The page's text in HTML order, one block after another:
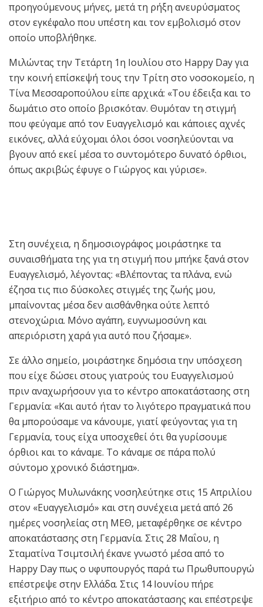
προηγούμενους μήνες, μετά τη ρήξη ανευρύσματος
στον εγκέφαλο που υπέστη και τον εμβολισμό στον
οποίο υποβλήθηκε.
Μιλώντας την Τετάρτη 1η Ιουλίου στο Happy Day για
την κοινή επίσκεψή τους την Τρίτη στο νοσοκομείο, η
Τίνα Μεσσαροπούλου είπε αρχικά: «Του έδειξα και το
δωμάτιο στο οποίο βρισκόταν. Θυμόταν τη στιγμή
που φεύγαμε από τον Ευαγγελισμό και κάποιες αχνές
εικόνες, αλλά εύχομαι όλοι όσοι νοσηλεύονται να
βγουν από εκεί μέσα το συντομότερο δυνατό όρθιοι,
όπως ακριβώς έφυγε ο Γιώργος και γύρισε».
Στη συνέχεια, η δημοσιογράφος μοιράστηκε τα
συναισθήματα της για τη στιγμή που μπήκε ξανά στον
Ευαγγελισμό, λέγοντας: «Βλέποντας τα πλάνα, ενώ
έζησα τις πιο δύσκολες στιγμές της ζωής μου,
μπαίνοντας μέσα δεν αισθάνθηκα ούτε λεπτό
στενοχώρια. Μόνο αγάπη, ευγνωμοσύνη και
απεριόριστη χαρά για αυτό που ζήσαμε».
Σε άλλο σημείο, μοιράστηκε δημόσια την υπόσχεση
που είχε δώσει στους γιατρούς του Ευαγγελισμού
πριν αναχωρήσουν για το κέντρο αποκατάστασης στη
Γερμανία: «Και αυτό ήταν το λιγότερο πραγματικά που
θα μπορούσαμε να κάνουμε, γιατί φεύγοντας για τη
Γερμανία, τους είχα υποσχεθεί ότι θα γυρίσουμε
όρθιοι και το κάναμε. Το κάναμε σε πάρα πολύ
σύντομο χρονικό διάστημα».
Ο Γιώργος Μυλωνάκης νοσηλεύτηκε στις 15 Απριλίου
στον «Ευαγγελισμό» και στη συνέχεια μετά από 26
ημέρες νοσηλείας στη ΜΕΘ, μεταφέρθηκε σε κέντρο
αποκατάστασης στη Γερμανία. Στις 28 Μαΐου, η
Σταματίνα Τσιμτσιλή έκανε γνωστό μέσα από το
Happy Day πως ο υφυπουργός παρά τω Πρωθυπουργώ
επέστρεψε στην Ελλάδα. Στις 14 Ιουνίου πήρε
εξιτήριο από το κέντρο αποκατάστασης και επέστρεψε